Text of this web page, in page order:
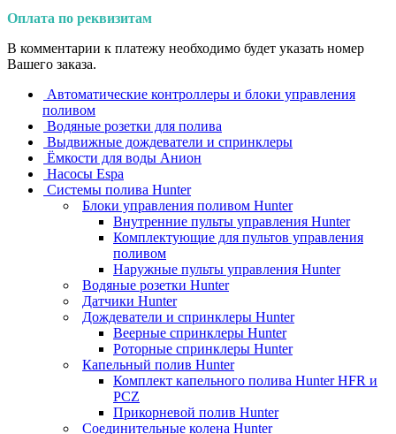
Оплата по реквизитам
В комментарии к платежу необходимо будет указать номер
Вашего заказа.
Автоматические контроллеры и блоки управления
поливом
Водяные розетки для полива
Выдвижные дождеватели и спринклеры
Ёмкости для воды Анион
Насосы Espa
Системы полива Hunter
Блоки управления поливом Hunter
Внутренние пульты управления Hunter
Комплектующие для пультов управления
поливом
Наружные пульты управления Hunter
Водяные розетки Hunter
Датчики Hunter
Дождеватели и спринклеры Hunter
Веерные спринклеры Hunter
Роторные спринклеры Hunter
Капельный полив Hunter
Комплект капельного полива Hunter HFR и
PCZ
Прикорневой полив Hunter
Соединительные колена Hunter